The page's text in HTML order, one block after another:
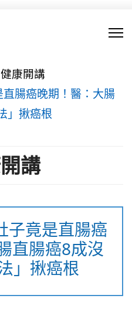
健康開講
腸癌晚期！醫：大腸
」揪癌根
講
子竟是直腸癌
直腸癌8成沒
」揪癌根